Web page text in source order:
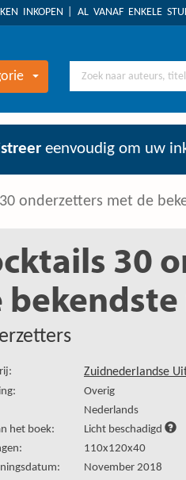
INKOPEN AL VANAF ENKELE
eenvoudig om uw
onderzetters met de
30
Zuidnederlandse
Overig
Nederlands
het boek:
Licht beschadigd
110x120x40
November 2018